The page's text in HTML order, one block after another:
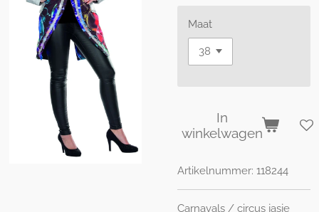
Maat
In
winkelwagen
Artikelnummer: 118244
Carnavals / circus jasje